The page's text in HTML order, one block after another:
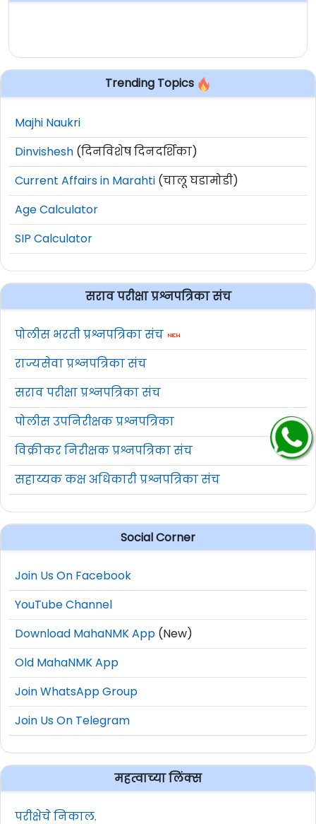
Trending Topics
Majhi Naukri
Dinvishesh (दिनविशेष दिनदर्शिका)
Current Affairs in Marahti (चालू घडामोडी)
Age Calculator
SIP Calculator
सराव परीक्षा प्रश्नपत्रिका संच
पोलीस भरती प्रश्नपत्रिका संच
राज्यसेवा प्रश्नपत्रिका संच
सराव परीक्षा प्रश्नपत्रिका संच
पोलीस उपनिरीक्षक प्रश्नपत्रिका
विक्रीकर निरीक्षक प्रश्नपत्रिका संच
सहाय्यक कक्ष अधिकारी प्रश्नपत्रिका संच
Social Corner
Join Us On Facebook
YouTube Channel
Download MahaNMK App (New)
Old MahaNMK App
Join WhatsApp Group
Join Us On Telegram
महत्वाच्या लिंक्स
परीक्षेचे निकाल.